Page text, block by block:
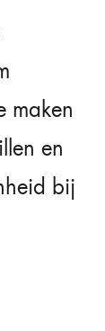
maken
en
bij